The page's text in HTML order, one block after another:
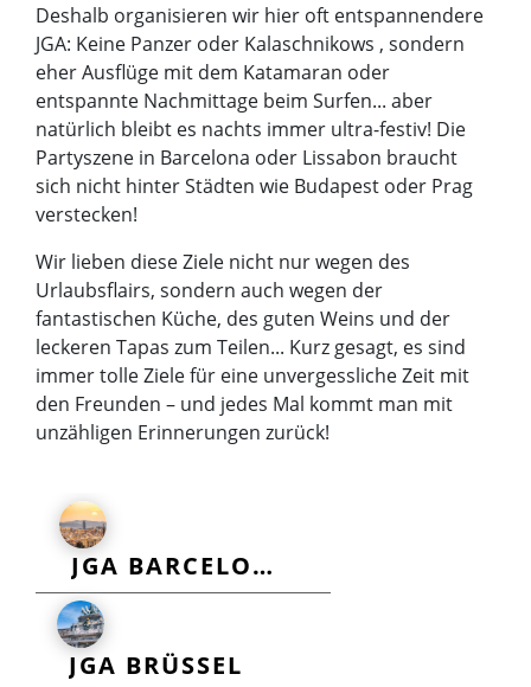
Deshalb organisieren wir hier oft entspannendere
JGA: Keine Panzer oder Kalaschnikows , sondern
eher Ausflüge mit dem Katamaran oder
entspannte Nachmittage beim Surfen... aber
natürlich bleibt es nachts immer ultra-festiv! Die
Partyszene in Barcelona oder Lissabon braucht
sich nicht hinter Städten wie Budapest oder Prag
verstecken!
Wir lieben diese Ziele nicht nur wegen des
Urlaubsflairs, sondern auch wegen der
fantastischen Küche, des guten Weins und der
leckeren Tapas zum Teilen... Kurz gesagt, es sind
immer tolle Ziele für eine unvergessliche Zeit mit
den Freunden – und jedes Mal kommt man mit
unzähligen Erinnerungen zurück!
JGA BARCELONA
JGA BRÜSSEL